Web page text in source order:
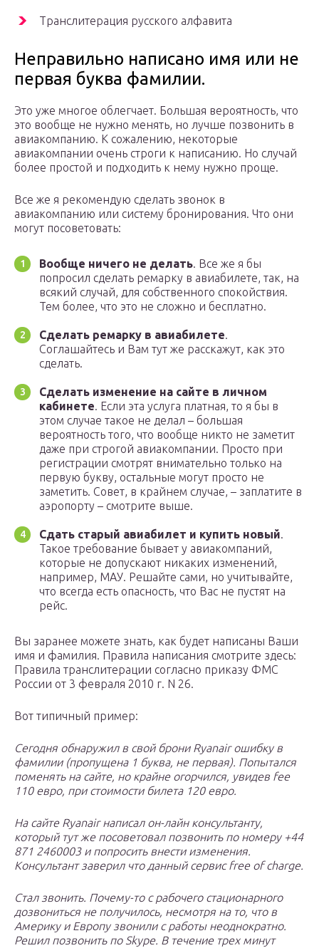
Транслитерация русского алфавита
Неправильно написано имя или не
первая буква фамилии.
Это уже многое облегчает. Большая вероятность, что
это вообще не нужно менять, но лучше позвонить в
авиакомпанию. К сожалению, некоторые
авиакомпании очень строги к написанию. Но случай
более простой и подходить к нему нужно проще.
Все же я рекомендую сделать звонок в
авиакомпанию или систему бронирования. Что они
могут посоветовать:
Вообще ничего не делать. Все же я бы
попросил сделать ремарку в авиабилете, так, на
всякий случай, для собственного спокойствия.
Тем более, что это не сложно и бесплатно.
Сделать ремарку в авиабилете.
Соглашайтесь и Вам тут же расскажут, как это
сделать.
Сделать изменение на сайте в личном
кабинете. Если эта услуга платная, то я бы в
этом случае такое не делал – большая
вероятность того, что вообще никто не заметит
даже при строгой авиакомпании. Просто при
регистрации смотрят внимательно только на
первую букву, остальные могут просто не
заметить. Совет, в крайнем случае, – заплатите в
аэропорту – смотрите выше.
Сдать старый авиабилет и купить новый.
Такое требование бывает у авиакомпаний,
которые не допускают никаких изменений,
например, МАУ. Решайте сами, но учитывайте,
что всегда есть опасность, что Вас не пустят на
рейс.
Вы заранее можете знать, как будет написаны Ваши
имя и фамилия. Правила написания смотрите здесь:
Правила транслитерации согласно приказу ФМС
России от 3 февраля 2010 г. N 26.
Вот типичный пример:
Сегодня обнаружил в свой брони Ryanair ошибку в
фамилии (пропущена 1 буква, не первая). Попытался
поменять на сайте, но крайне огорчился, увидев fee
110 евро, при стоимости билета 120 евро.
На сайте Ryanair написал он-лайн консультанту,
который тут же посоветовал позвонить по номеру +44
871 2460003 и попросить внести изменения.
Консультант заверил что данный сервис free of charge.
Стал звонить. Почему-то с рабочего стационарного
дозвониться не получилось, несмотря на то, что в
Америку и Европу звонили с работы неоднократно.
Решил позвонить по Skype. В течение трех минут